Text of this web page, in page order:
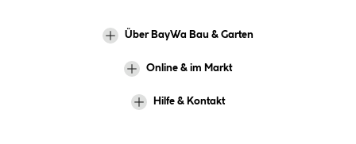
Über BayWa Bau & Garten
Online & im Markt
Hilfe & Kontakt